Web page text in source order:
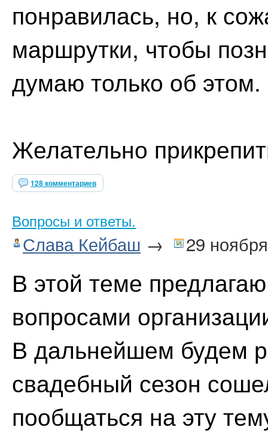
понравилась, но, к
маршрутки, чтобы
думаю только об
Желательно
128 комментариев
Вопросы и ответы.
Слава Кейбаш → 29
В этой теме
вопросами
В дальнейшем будем
свадебный сезон
пообщаться на эту